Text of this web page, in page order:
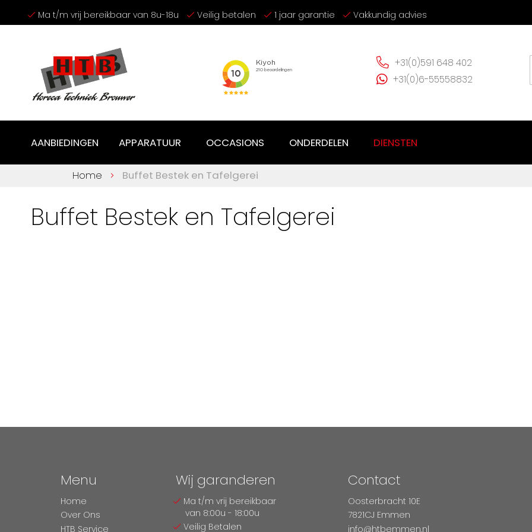
Ga
naar
Ma t/m vrij bereikbaar van 8u-18u Veilig betalen 1 jaar garantie Vakkundig advies
+31(0)591 648 402
+31(0)6-55558832
AANBIEDINGEN APPARATUUR OCCASIONS ONDERDELEN DIENSTEN
Home Buffet Bestek en Tafelgerei
Buffet Bestek en Tafelgerei
Menu
Home
Over Ons
HTB Service
Wij garanderen
Ma t/m vrij bereikbaar
van 8:00u - 18:00u
Veilig Betalen
Contact
Oosterbracht 10E
7821CJ Emmen
info@htbemmen.nl